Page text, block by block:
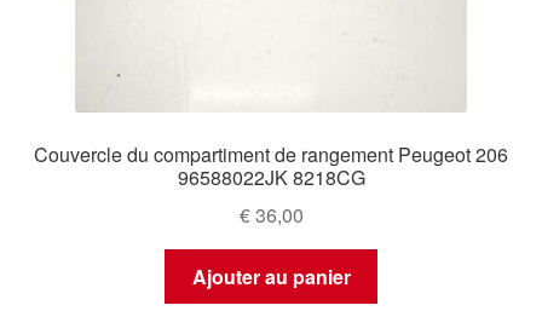
Couvercle du compartiment de rangement Peugeot 206
96588022JK 8218CG
€36,00
Ajouter au panier